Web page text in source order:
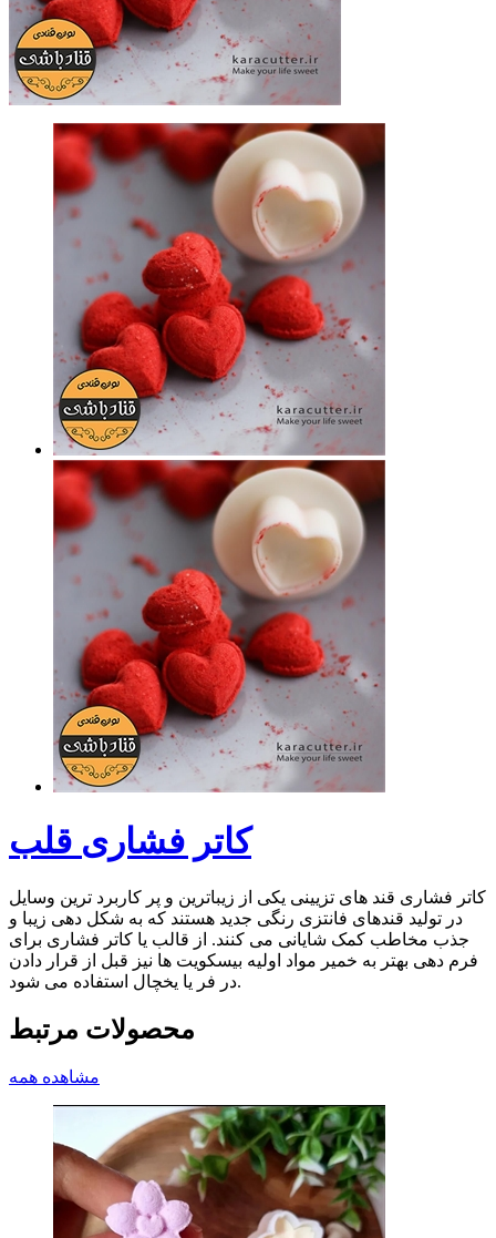
کاتر فشاری قلب
کاتر فشاری قند های تزیینی یکی از زیباترین و پر کاربرد ترین وسایل
در تولید قندهای فانتزی رنگی جدید هستند که به شکل دهی زیبا و
جذب مخاطب کمک شایانی می کنند. از قالب یا کاتر فشاری برای
فرم دهی بهتر به خمیر مواد اولیه بیسکویت ها نیز قبل از قرار دادن
در فر یا یخچال استفاده می شود.
محصولات مرتبط
مشاهده همه